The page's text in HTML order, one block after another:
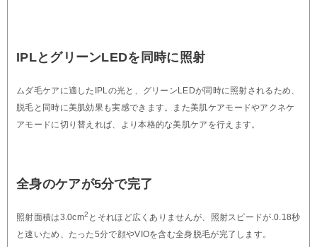
IPLとグリーンLEDを同時に照射
ムダ毛ケアに適したIPLの光と、グリーンLEDが同時に照射されるため、
脱毛と同時に美肌効果も実感できます。また美肌ケアモードやアクネケ
アモードに切り替えれば、より本格的な美肌ケアを行えます。
全身のケアが5分で完了
照射面積は3.0cm2 とそれほど広くありませんが、照射スピードが.0.18秒
と速いため、たった5分で顔やVIOを含む全身脱毛が完了します。